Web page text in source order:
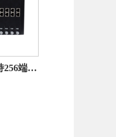
国威GW2000-2型（最大支持256端口）